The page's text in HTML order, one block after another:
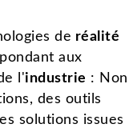
de réalité
aux
l'industrie : Non
des outils
solutions issues